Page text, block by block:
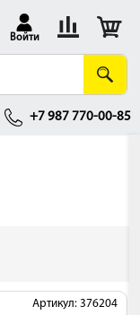
Войти
+7 987 770-00-85
Артикул: 376204